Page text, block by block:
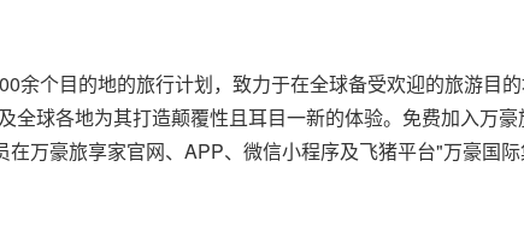
余个目的地的旅行计划，致力于在全球备受欢迎的旅游目
球各地为其打造颠覆性且耳目一新的体验。免费加入万
在万豪旅享家官网、APP、微信小程序及飞猪平台"万豪国际